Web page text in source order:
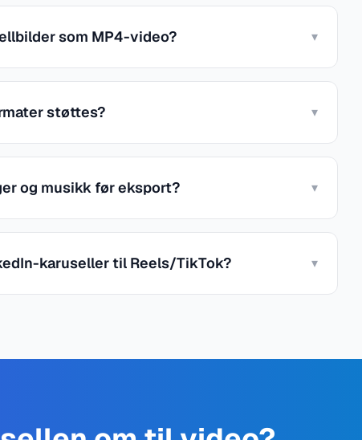
som MP4-video? ▾
støttes? ▾
og musikk før eksport? ▾
karuseller til Reels/TikTok? ▾